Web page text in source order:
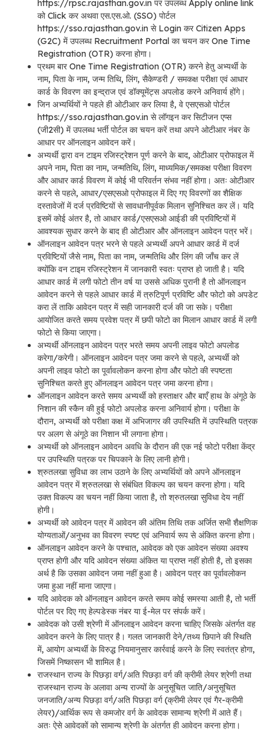
https://rpsc.rajasthan.gov.in पर उपलब्ध Apply online link
को Click कर अथवा एस.एस.ओ. (SSO) पोर्टल
https://sso.rajasthan.gov.in से Login कर Citizen Apps
(G2C) में उपलब्ध Recruitment Portal का चयन कर One Time
Registration (OTR) करना होगा।
प्रथम बार One Time Registration (OTR) करने हेतु अभ्यर्थी के
नाम, पिता के नाम, जन्म तिथि, लिंग, सैकेण्डरी / समकक्ष परीक्षा एवं आधार
कार्ड के विवरण का इन्द्राज एवं डॉक्यूमेंट्स अपलोड करने अनिवार्य होंगे।
जिन अभ्यर्थियों ने पहले ही ओटीआर कर लिया है, वे एसएसओ पोर्टल
https://sso.rajasthan.gov.in से लॉगइन कर सिटीजन एप्स
(जी2सी) में उपलब्ध भर्ती पोर्टल का चयन करें तथा अपने ओटीआर नंबर के
आधार पर ऑनलाइन आवेदन करें।
अभ्यर्थी द्वारा वन टाइम रजिस्ट्रेशन पूर्ण करने के बाद, ओटीआर प्रोफाइल में
अपने नाम, पिता का नाम, जन्मतिथि, लिंग, माध्यमिक/समकक्ष परीक्षा विवरण
और आधार कार्ड विवरण में कोई भी परिवर्तन संभव नहीं होगा। अतः ओटीआर
करने से पहले, आधार/एसएसओ प्रोफाइल में दिए गए विवरणों का शैक्षिक
दस्तावेजों में दर्ज प्रविष्टियों से सावधानीपूर्वक मिलान सुनिश्चित कर लें। यदि
इसमें कोई अंतर है, तो आधार कार्ड/एसएसओ आईडी की प्रविष्टियों में
आवश्यक सुधार करने के बाद ही ओटीआर और ऑनलाइन आवेदन पत्र भरें।
ऑनलाइन आवेदन पत्र भरने से पहले अभ्यर्थी अपने आधार कार्ड में दर्ज
प्रविष्टियों जैसे नाम, पिता का नाम, जन्मतिथि और लिंग की जाँच कर लें
क्योंकि वन टाइम रजिस्ट्रेशन में जानकारी स्वतः प्राप्त हो जाती है। यदि
आधार कार्ड में लगी फोटो तीन वर्ष या उससे अधिक पुरानी है तो ऑनलाइन
आवेदन करने से पहले आधार कार्ड में त्रुटिपूर्ण प्रविष्टि और फोटो को अपडेट
करा लें ताकि आवेदन पत्र में सही जानकारी दर्ज की जा सके। परीक्षा
आयोजित करते समय प्रवेश पत्र में छपी फोटो का मिलान आधार कार्ड में लगी
फोटो से किया जाएगा।
अभ्यर्थी ऑनलाइन आवेदन पत्र भरते समय अपनी लाइव फोटो अपलोड
करेगा/करेगी। ऑनलाइन आवेदन पत्र जमा करने से पहले, अभ्यर्थी को
अपनी लाइव फोटो का पूर्वावलोकन करना होगा और फोटो की स्पष्टता
सुनिश्चित करते हुए ऑनलाइन आवेदन पत्र जमा करना होगा।
ऑनलाइन आवेदन करते समय अभ्यर्थी को हस्ताक्षर और बाएँ हाथ के अंगूठे के
निशान की स्कैन की हुई फोटो अपलोड करना अनिवार्य होगा। परीक्षा के
दौरान, अभ्यर्थी को परीक्षा कक्ष में अभिजागर की उपस्थिति में उपस्थिति पत्रक
पर अलग से अंगूठे का निशान भी लगाना होगा।
अभ्यर्थी को ऑनलाइन आवेदन अवधि के दौरान की एक नई फोटो परीक्षा केंद्र
पर उपस्थिति पत्रक पर चिपकाने के लिए लानी होगी।
श्रुतलखा सुविधा का लाभ उठाने के लिए अभ्यर्थियों को अपने ऑनलाइन
आवेदन पत्र में श्रुतलखा से संबंधित विकल्प का चयन करना होगा। यदि
उक्त विकल्प का चयन नहीं किया जाता है, तो श्रुतलखा सुविधा देय नहीं
होगी।
अभ्यर्थी को आवेदन पत्र में आवेदन की अंतिम तिथि तक अर्जित सभी शैक्षणिक
योग्यताओं/अनुभव का विवरण स्पष्ट एवं अनिवार्य रूप से अंकित करना होगा।
ऑनलाइन आवेदन करने के पश्चात, आवेदक को एक आवेदन संख्या अवश्य
प्राप्त होगी और यदि आवेदन संख्या अंकित या प्राप्त नहीं होती है, तो इसका
अर्थ है कि उसका आवेदन जमा नहीं हुआ है। आवेदन पत्र का पूर्वावलोकन
जमा हुआ नहीं माना जाएगा।
यदि आवेदक को ऑनलाइन आवेदन करते समय कोई समस्या आती है, तो भर्ती
पोर्टल पर दिए गए हेल्पडेस्क नंबर या ई-मेल पर संपर्क करें।
आवेदक को उसी श्रेणी में ऑनलाइन आवेदन करना चाहिए जिसके अंतर्गत वह
आवेदन करने के लिए पात्र है। गलत जानकारी देने/तथ्य छिपाने की स्थिति
में, आयोग अभ्यर्थी के विरुद्ध नियमानुसार कार्रवाई करने के लिए स्वतंत्र होगा,
जिसमें निष्कासन भी शामिल है।
राजस्थान राज्य के पिछड़ा वर्ग/अति पिछड़ा वर्ग की क्रीमी लेयर श्रेणी तथा
राजस्थान राज्य के अलावा अन्य राज्यों के अनुसूचित जाति/अनुसूचित
जनजाति/अन्य पिछड़ा वर्ग/अति पिछड़ा वर्ग (क्रीमी लेयर एवं गैर-क्रीमी
लेयर)/आर्थिक रूप से कमजोर वर्ग के आवेदक सामान्य श्रेणी में आते हैं।
अतः ऐसे आवेदकों को सामान्य श्रेणी के अंतर्गत ही आवेदन करना होगा।